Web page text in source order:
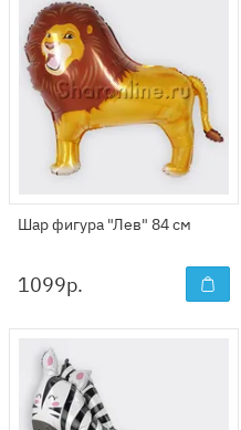
Шар фигура "Лев" 84 см
1099р.